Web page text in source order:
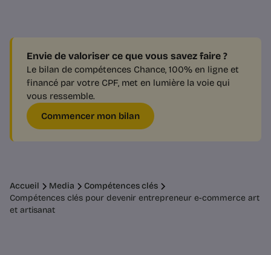
Envie de valoriser ce que vous savez faire ?
Le bilan de compétences Chance, 100% en ligne et
financé par votre CPF, met en lumière la voie qui
vous ressemble.
Commencer mon bilan
Accueil Media
Compétences clés
Compétences clés pour devenir entrepreneur e-commerce art
et artisanat